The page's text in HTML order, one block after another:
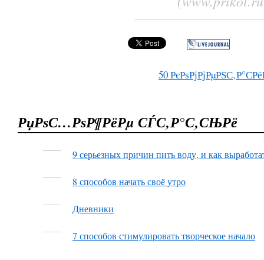
50
РџРѕС…РѕР¶РёРµ СЃС‚Р°С‚СЊРё
9 серьезных причин пить воду, и как
8 способов начать своё утро
Дневники
7 способов стимулировать творческое начало